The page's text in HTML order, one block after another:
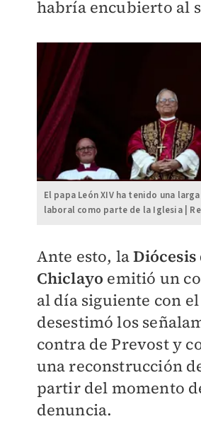
habría encubierto al
El papa León XIV ha tenido una
laboral como parte de la Iglesia |
Ante esto, laDiócesis
Chiclayo emitió un
al día siguiente con
desestimó los
contra de Prevost y
una reconstrucción
partir del momento
denuncia.